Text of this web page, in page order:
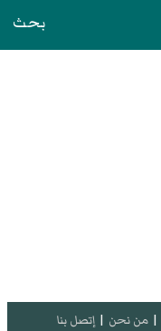
بحث
| من نحن | إتصل بنا